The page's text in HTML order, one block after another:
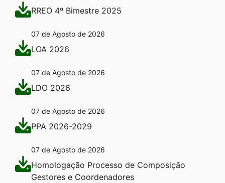
RREO 4º Bimestre 2025
07 de Agosto de 2026
LOA 2026
07 de Agosto de 2026
LDO 2026
07 de Agosto de 2026
PPA 2026-2029
07 de Agosto de 2026
Homologação Processo de Composição
Gestores e Coordenadores